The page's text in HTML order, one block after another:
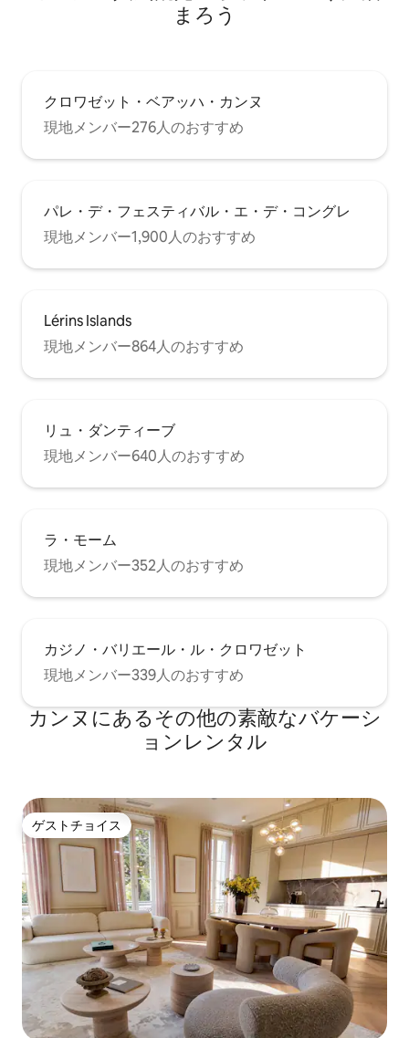
まろう
クロワゼット・ベアッハ・カンヌ
現地メンバー276人のおすすめ
パレ・デ・フェスティバル・エ・デ・コングレ
現地メンバー1,900人のおすすめ
Lérins Islands
現地メンバー864人のおすすめ
リュ・ダンティーブ
現地メンバー640人のおすすめ
ラ・モーム
現地メンバー352人のおすすめ
カジノ・バリエール・ル・クロワゼット
現地メンバー339人のおすすめ
カンヌにあるその他の素敵なバケーシ
ョンレンタル
ゲストチョイス
ゲストチョイス